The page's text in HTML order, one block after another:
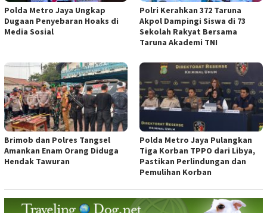
Polda Metro Jaya Ungkap
Dugaan Penyebaran Hoaks di
Media Sosial
Polri Kerahkan 372 Taruna
Akpol Dampingi Siswa di 73
Sekolah Rakyat Bersama
Taruna Akademi TNI
Brimob dan Polres Tangsel
Amankan Enam Orang Diduga
Hendak Tawuran
Polda Metro Jaya Pulangkan
Tiga Korban TPPO dari Libya,
Pastikan Perlindungan dan
Pemulihan Korban